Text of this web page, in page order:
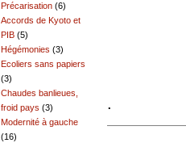
.
Précarisation (6)
Accords de Kyoto et
PIB (5)
Hégémonies (3)
Ecoliers sans papiers
(3)
Chaudes banlieues,
froid pays (3)
Modernité à gauche
(16)